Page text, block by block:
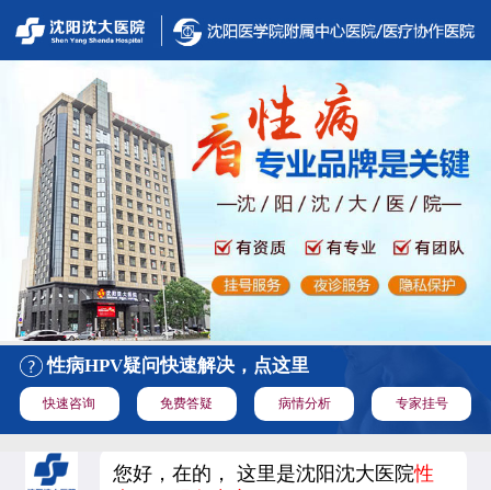
性病HPV疑问快速解决，点这里
快速咨询 免费答疑 病情分析 专家挂号
您好，在的， 这里是沈阳沈大医院性